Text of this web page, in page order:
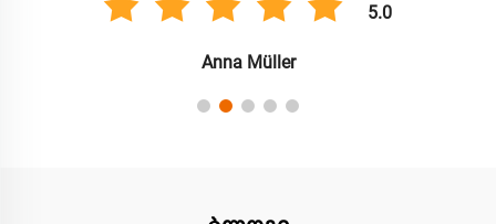
5.0
Anna Müller